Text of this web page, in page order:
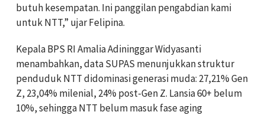
butuh kesempatan. Ini panggilan pengabdian kami
untuk NTT,” ujar Felipina.
Kepala BPS RI Amalia Adininggar Widyasanti
menambahkan, data SUPAS menunjukkan struktur
penduduk NTT didominasi generasi muda: 27,21% Gen
Z, 23,04% milenial, 24% post-Gen Z. Lansia 60+ belum
10%, sehingga NTT belum masuk fase aging